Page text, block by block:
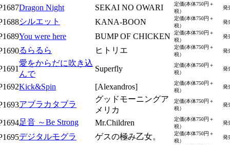
Dragon Night SEKAI NO OWARI
定価(本体750円＋
税）
発
シルエット KANA-BOON
定価(本体750円＋
税）
発
You were here BUMP OF CHICKEN
定価(本体750円＋
税）
発
るらるら ヒトリエ
定価(本体750円＋
税）
発
愛をからだに吹き込
んで
Superfly
定価(本体750円＋
税）
発
Kick&Spin [Alexandros]
定価(本体750円＋
税）
発
アブラカタブラ
グッドモーニングア
メリカ
定価(本体750円＋
税）
発
足音 ～Be Strong Mr.Children
定価(本体750円＋
税）
発
デジタルモグラ ゲスの極み乙女。
定価(本体750円＋
税）
発